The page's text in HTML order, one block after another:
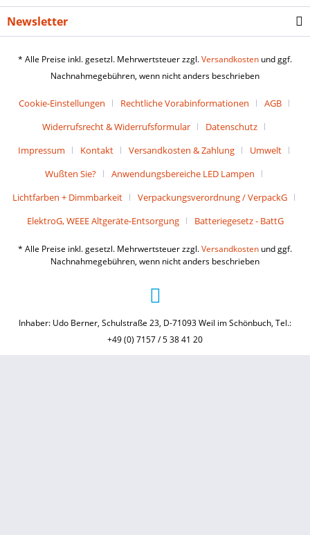
Newsletter
* Alle Preise inkl. gesetzl. Mehrwertsteuer zzgl.Versandkosten und ggf.
Nachnahmegebühren, wenn nicht anders beschrieben
Cookie-Einstellungen Rechtliche Vorabinformationen
AGB
Widerrufsrecht & Widerrufsformular
Datenschutz
Impressum
Kontakt Versandkosten & Zahlung
Umwelt
Wußten Sie?
Anwendungsbereiche LED Lampen
Lichtfarben + Dimmbarkeit
Verpackungsverordnung / VerpackG
ElektroG, WEEE Altgeräte-Entsorgung
Batteriegesetz - BattG
* Alle Preise inkl. gesetzl. Mehrwertsteuer zzgl.Versandkosten und ggf.
Nachnahmegebühren, wenn nicht anders beschrieben
Inhaber: Udo Berner, Schulstraße 23, D-71093 Weil im Schönbuch, Tel.:
+49 (0) 7157 / 5 38 41 20